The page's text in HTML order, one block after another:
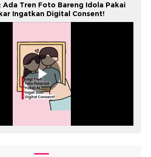
Ada Tren Foto Bareng Idola Pakai
Ingatkan Digital Consent!